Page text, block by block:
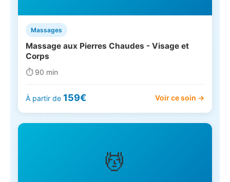
Massages
Massage aux Pierres Chaudes - Visage et
Corps
⏱️ 90 min
À partir de 159€ Voir ce soin →
💆